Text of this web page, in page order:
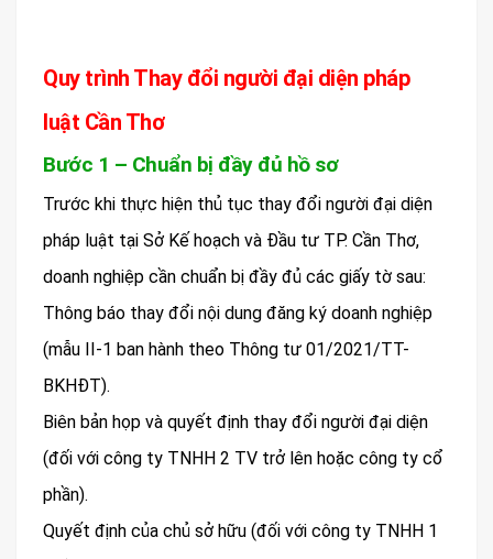
Quy trình Thay đổi người đại diện pháp
luật Cần Thơ
Bước 1 – Chuẩn bị đầy đủ hồ sơ
Trước khi thực hiện thủ tục thay đổi người đại diện
pháp luật tại Sở Kế hoạch và Đầu tư TP. Cần Thơ,
doanh nghiệp cần chuẩn bị đầy đủ các giấy tờ sau:
Thông báo thay đổi nội dung đăng ký doanh nghiệp
(mẫu II-1 ban hành theo Thông tư 01/2021/TT-
BKHĐT).
Biên bản họp và quyết định thay đổi người đại diện
(đối với công ty TNHH 2 TV trở lên hoặc công ty cổ
phần).
Quyết định của chủ sở hữu (đối với công ty TNHH 1